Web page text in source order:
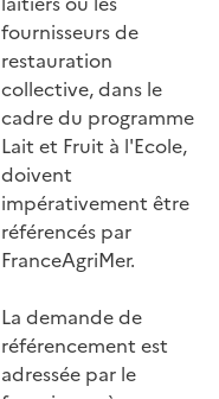
fournisseurs de
restauration
collective, dans le
cadre du programme
Lait et Fruit à l'Ecole,
doivent
impérativement être
référencés par
FranceAgriMer.
La demande de
référencement est
adressée par le